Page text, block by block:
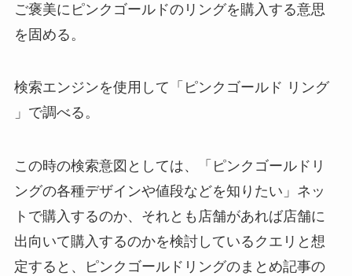
ご褒美にピンクゴールドのリングを購入する意思
を固める。
検索エンジンを使用して「ピンクゴールド リング
」で調べる。
この時の検索意図としては、「ピンクゴールドリ
ングの各種デザインや値段などを知りたい」ネッ
トで購入するのか、それとも店舗があれば店舗に
出向いて購入するのかを検討しているクエリと想
定すると、ピンクゴールドリングのまとめ記事の